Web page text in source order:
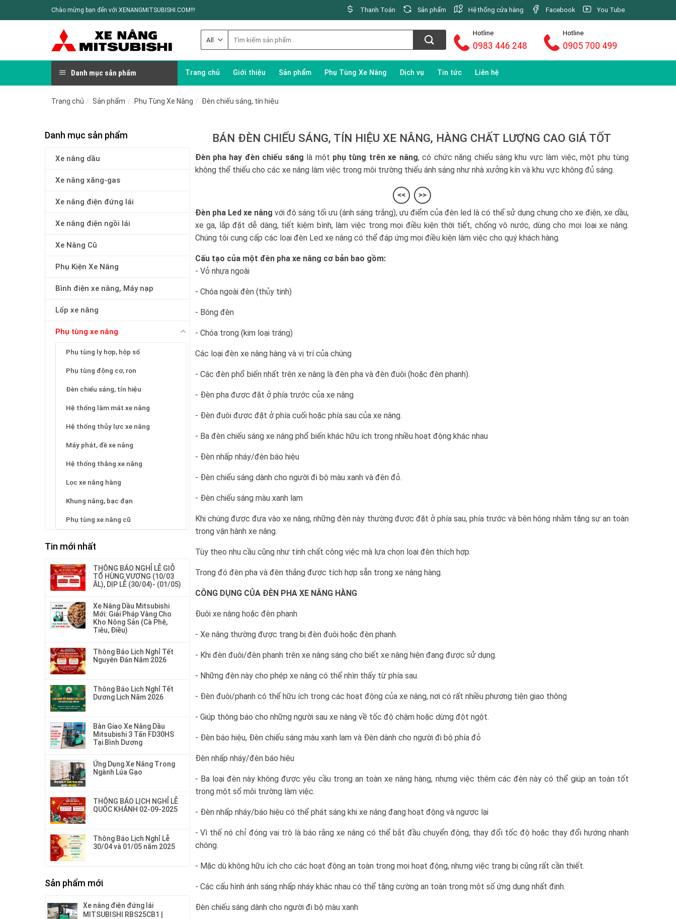
Chào mừng bạn đến với XENANGMITSUBISHI.COM!!! Thanh Toán Sản phẩm Hệ thống cửa hàng Facebook You Tube
Hotline
0983 446 248
Hotline
0905 700 499
Danh mục sản phẩm Trang chủ Giới thiệu Sản phẩm Phụ Tùng Xe Nâng Dịch vụ Tin tức Liên hệ
Trang chủ / Sản phẩm / Phụ Tùng Xe Nâng / Đèn chiếu sáng, tín hiệu
Danh mục sản phẩm
Xe nâng dầu
Xe nâng xăng-gas
Xe nâng điện đứng lái
Xe nâng điện ngồi lái
Xe Nâng Cũ
Phụ Kiện Xe Nâng
Bình điện xe nâng, Máy nạp
Lốp xe nâng
Phụ tùng xe nâng
Phụ tùng ly hợp, hộp số
Phụ tùng động cơ, ron
Đèn chiếu sáng, tín hiệu
Hệ thống làm mát xe nâng
Hệ thống thủy lực xe nâng
Máy phát, đề xe nâng
Hệ thống thắng xe nâng
Lọc xe nâng hàng
Khung nâng, bạc đạn
Phụ tùng xe nâng cũ
Tin mới nhất
THÔNG BÁO NGHỈ LỄ GIỖ
TỔ HÙNG VƯƠNG (10/03
ÂL), DỊP LỄ (30/04)- (01/05)
Xe Nâng Dầu Mitsubishi
Mới: Giải Pháp Vàng Cho
Kho Nông Sản (Cà Phê,
Tiêu, Điều)
Thông Báo Lịch Nghỉ Tết
Nguyên Đán Năm 2026
Thông Báo Lịch Nghỉ Tết
Dương Lịch Năm 2026
Bàn Giao Xe Nâng Dầu
Mitsubishi 3 Tấn FD30HS
Tại Bình Dương
Ứng Dụng Xe Nâng Trong
Ngành Lúa Gạo
THÔNG BÁO LỊCH NGHỈ LỄ
QUỐC KHÁNH 02-09-2025
Thông Báo Lịch Nghỉ Lễ
30/04 và 01/05 năm 2025
Sản phẩm mới
Xe nâng điện đứng lái
MITSUBISHI RBS25CB1 |
BÁN ĐÈN CHIẾU SÁNG, TÍN HIỆU XE NÂNG, HÀNG CHẤT LƯỢNG CAO GIÁ TỐT
Đèn pha hay đèn chiếu sáng là một phụ tùng trên xe nâng, có chức năng chiếu sáng khu vực làm việc, một phụ tùng
không thể thiếu cho các xe nâng làm việc trong môi trường thiếu ánh sáng như nhà xưởng kín và khu vực không đủ sáng.
<< >>
Đèn pha Led xe nâng với độ sáng tối ưu (ánh sáng trắng), ưu điểm của đèn led là có thể sử dụng chung cho xe điện, xe dầu,
xe ga, lắp đặt dễ dàng, tiết kiệm bình, làm việc trong mọi điều kiện thời tiết, chống vô nước, dùng cho mọi loại xe nâng.
Chúng tôi cung cấp các loại đèn Led xe nâng có thể đáp ứng mọi điều kiện làm việc cho quý khách hàng.
Cấu tạo của một đèn pha xe nâng cơ bản bao gồm:
- Vỏ nhựa ngoài
- Chóa ngoài đèn (thủy tinh)
- Bóng đèn
- Chóa trong (kim loại tráng)
Các loại đèn xe nâng hàng và vị trí của chúng
- Các đèn phổ biến nhất trên xe nâng là đèn pha và đèn đuôi (hoặc đèn phanh).
- Đèn pha được đặt ở phía trước của xe nâng
- Đèn đuôi được đặt ở phía cuối hoặc phía sau của xe nâng.
- Ba đèn chiếu sáng xe nâng phổ biến khác hữu ích trong nhiều hoạt động khác nhau
- Đèn nhấp nháy/đèn báo hiệu
- Đèn chiếu sáng dành cho người đi bộ màu xanh và đèn đỏ.
- Đèn chiếu sáng màu xanh lam
Khi chúng được đưa vào xe nâng, những đèn này thường được đặt ở phía sau, phía trước và bên hông nhằm tăng sự an toàn
trong vận hành xe nâng.
Tùy theo nhu cầu cũng như tính chất công việc mà lựa chọn loại đèn thích hợp.
Trong đó đèn pha và đèn thắng được tích hợp sẵn trong xe nâng hàng.
CÔNG DỤNG CỦA ĐÈN PHA XE NÂNG HÀNG
Đuôi xe nâng hoặc đèn phanh
- Xe nâng thường được trang bị đèn đuôi hoặc đèn phanh.
- Khi đèn đuôi/đèn phanh trên xe nâng sáng cho biết xe nâng hiện đang được sử dụng.
- Những đèn này cho phép xe nâng có thể nhìn thấy từ phía sau.
- Đèn đuôi/phanh có thể hữu ích trong các hoạt động của xe nâng, nơi có rất nhiều phương tiện giao thông
- Giúp thông báo cho những người sau xe nâng về tốc độ chậm hoặc dừng đột ngột.
- Đèn báo hiệu, Đèn chiếu sáng màu xanh lam và Đèn dành cho người đi bộ phía đỏ
Đèn nhấp nháy/đèn báo hiệu
- Ba loại đèn này không được yêu cầu trong an toàn xe nâng hàng, nhưng việc thêm các đèn này có thể giúp an toàn tốt
trong một số môi trường làm việc.
- Đèn nhấp nháy/báo hiệu có thể phát sáng khi xe nâng đang hoạt động và ngược lại
- Vì thế nó chỉ đóng vai trò là báo rằng xe nâng có thể bắt đầu chuyển động, thay đổi tốc độ hoặc thay đổi hướng nhanh
chóng.
- Mặc dù không hữu ích cho các hoạt động an toàn trong mọi hoạt động, nhưng việc trang bị cũng rất cần thiết.
- Các cấu hình ánh sáng nhấp nháy khác nhau có thể tăng cường an toàn trong một số ứng dụng nhất định.
Đèn chiếu sáng dành cho người đi bộ màu xanh